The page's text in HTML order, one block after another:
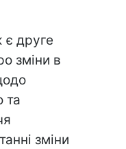
друге
зміни в
та
зміни